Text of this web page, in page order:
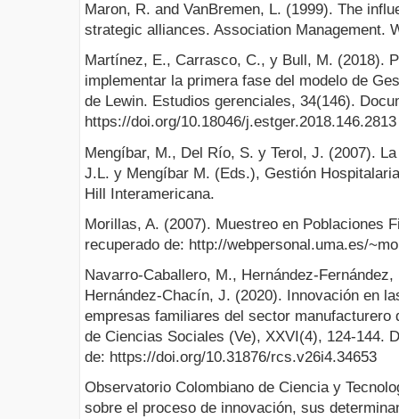
Maron, R. and VanBremen, L. (1999). The
strategic alliances. Association Management.
Martínez, E., Carrasco, C., y Bull, M. (2018).
implementar la primera fase del modelo de
de Lewin. Estudios gerenciales, 34(146).
https://doi.org/10.18046/j.estger.2018.146.2813
Mengíbar, M., Del Río, S. y Terol, J. (2007).
J.L. y Mengíbar M. (Eds.), Gestión
Hill Interamericana.
Morillas, A. (2007). Muestreo en Poblaciones
recuperado de: http://webpersonal.uma.es/
Navarro-Caballero, M., Hernández-
Hernández-Chacín, J. (2020). Innovación en
empresas familiares del sector manufacturero
de Ciencias Sociales (Ve), XXVI(4), 124-144.
de: https://doi.org/10.31876/rcs.v26i4.34653
Observatorio Colombiano de Ciencia y
sobre el proceso de innovación, sus